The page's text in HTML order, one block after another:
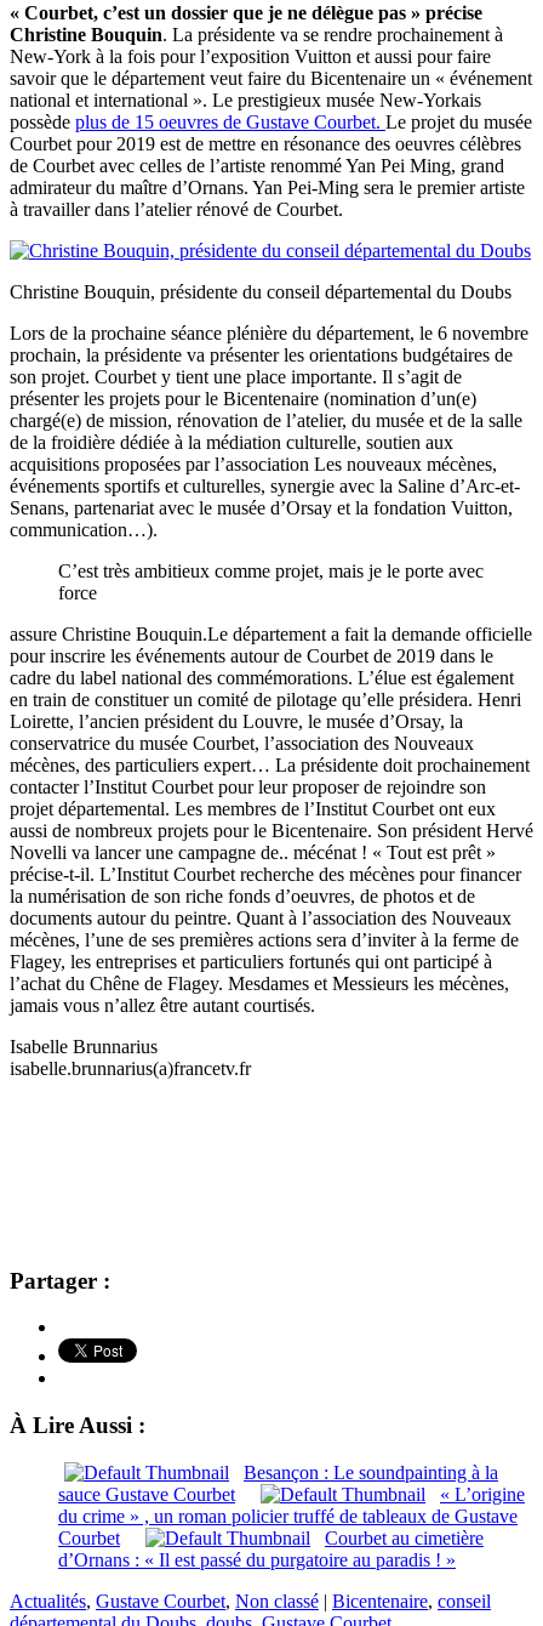
« Courbet, c’est un dossier que je ne délègue pas » précise
Christine Bouquin. La présidente va se rendre prochainement à
New-York à la fois pour l’exposition Vuitton et aussi pour faire
savoir que le département veut faire du Bicentenaire un « événement
national et international ». Le prestigieux musée New-Yorkais
possède plus de 15 oeuvres de Gustave Courbet. Le projet du musée
Courbet pour 2019 est de mettre en résonance des oeuvres célèbres
de Courbet avec celles de l’artiste renommé Yan Pei Ming, grand
admirateur du maître d’Ornans. Yan Pei-Ming sera le premier artiste
à travailler dans l’atelier rénové de Courbet.
Christine Bouquin, présidente du conseil départemental du Doubs
Lors de la prochaine séance plénière du département, le 6 novembre
prochain, la présidente va présenter les orientations budgétaires de
son projet. Courbet y tient une place importante. Il s’agit de
présenter les projets pour le Bicentenaire (nomination d’un(e)
chargé(e) de mission, rénovation de l’atelier, du musée et de la salle
de la froidière dédiée à la médiation culturelle, soutien aux
acquisitions proposées par l’association Les nouveaux mécènes,
événements sportifs et culturelles, synergie avec la Saline d’Arc-et-
Senans, partenariat avec le musée d’Orsay et la fondation Vuitton,
communication…).
C’est très ambitieux comme projet, mais je le porte avec
force
assure Christine Bouquin.Le département a fait la demande officielle
pour inscrire les événements autour de Courbet de 2019 dans le
cadre du label national des commémorations. L’élue est également
en train de constituer un comité de pilotage qu’elle présidera. Henri
Loirette, l’ancien président du Louvre, le musée d’Orsay, la
conservatrice du musée Courbet, l’association des Nouveaux
mécènes, des particuliers expert… La présidente doit prochainement
contacter l’Institut Courbet pour leur proposer de rejoindre son
projet départemental. Les membres de l’Institut Courbet ont eux
aussi de nombreux projets pour le Bicentenaire. Son président Hervé
Novelli va lancer une campagne de.. mécénat ! « Tout est prêt »
précise-t-il. L’Institut Courbet recherche des mécènes pour financer
la numérisation de son riche fonds d’oeuvres, de photos et de
documents autour du peintre. Quant à l’association des Nouveaux
mécènes, l’une de ses premières actions sera d’inviter à la ferme de
Flagey, les entreprises et particuliers fortunés qui ont participé à
l’achat du Chêne de Flagey. Mesdames et Messieurs les mécènes,
jamais vous n’allez être autant courtisés.
Isabelle Brunnarius
isabelle.brunnarius(a)francetv.fr
Partager :
À Lire Aussi :
Besançon : Le soundpainting à la
sauce Gustave Courbet
« L’origine
du crime » , un roman policier truffé de tableaux de Gustave
Courbet
Courbet au cimetière
d’Ornans : « Il est passé du purgatoire au paradis ! »
Actualités, Gustave Courbet, Non classé | Bicentenaire, conseil